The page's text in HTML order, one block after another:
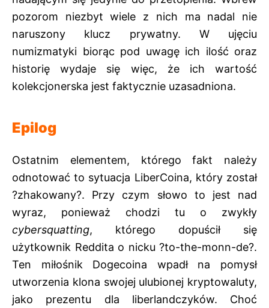
pozorom niezbyt wiele z nich ma nadal nie
naruszony klucz prywatny. W ujęciu
numizmatyki biorąc pod uwagę ich ilość oraz
historię wydaje się więc, że ich wartość
kolekcjonerska jest faktycznie uzasadniona.
Epilog
Ostatnim elementem, którego fakt należy
odnotować to sytuacja LiberCoina, który został
?zhakowany?. Przy czym słowo to jest nad
wyraz, ponieważ chodzi tu o zwykły
cybersquatting, którego dopuścił się
użytkownik Reddita o nicku ?to-the-monn-de?.
Ten miłośnik Dogecoina wpadł na pomysł
utworzenia klona swojej ulubionej kryptowaluty,
jako prezentu dla liberlandczyków. Choć